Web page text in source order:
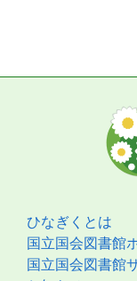
ひなぎくとは
国立国会図書館
国立国会図書館